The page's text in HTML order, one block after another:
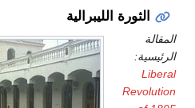
الليبرالية